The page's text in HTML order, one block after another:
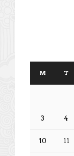
M T
3 4
10 11